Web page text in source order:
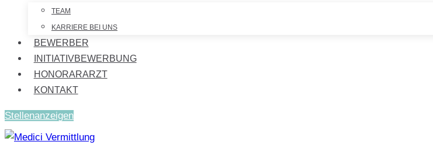
TEAM
KARRIERE BEI UNS
BEWERBER
INITIATIVBEWERBUNG
HONORARARZT
KONTAKT
Stellenanzeigen